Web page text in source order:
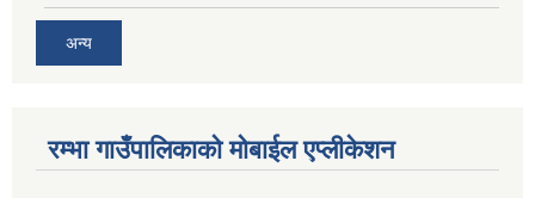
अन्य
रम्भा गाउँपालिकाको मोबाईल एप्लीकेशन